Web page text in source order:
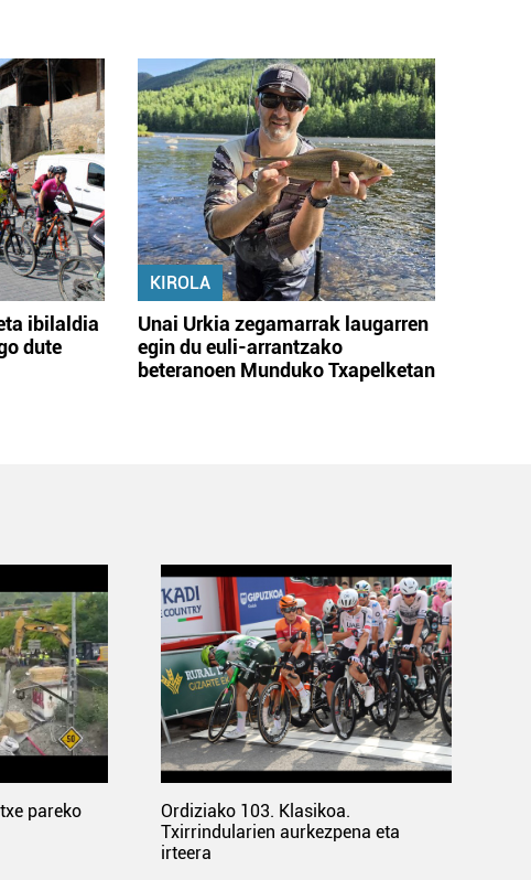
ibilaldia
dute
KIROLA
Unai Urkia zegamarrak laugarren
egin du euli-arrantzako
beteranoen Munduko Txapelketan
pareko
Ordiziako 103. Klasikoa.
Txirrindularien aurkezpena eta
irteera